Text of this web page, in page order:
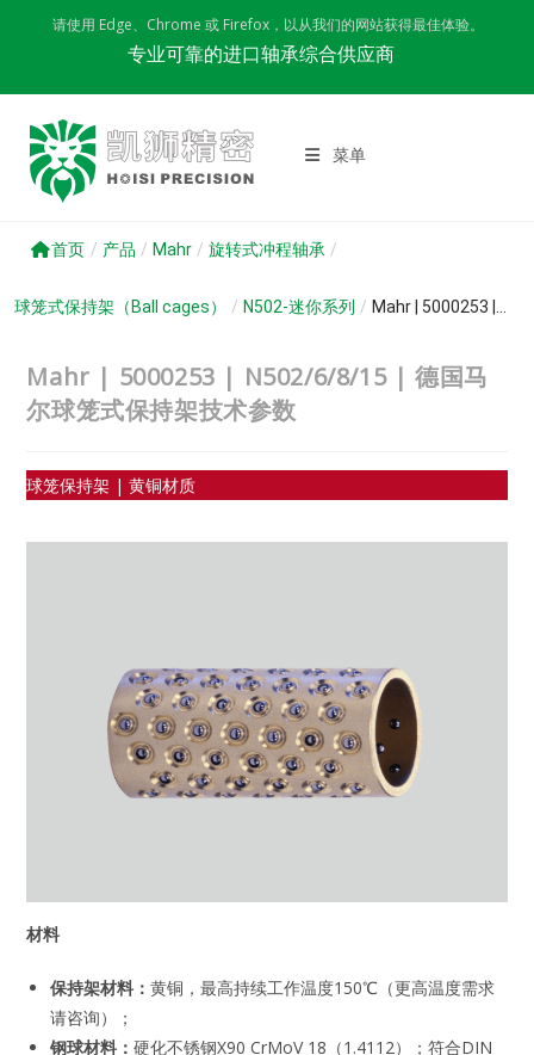
请使用 Edge、Chrome 或 Firefox，以从我们的网站获得最佳体验。
专业可靠的进口轴承综合供应商
菜单
首页 / 产品 / Mahr / 旋转式冲程轴承 /
球笼式保持架（Ball cages） / N502-迷你系列 / Mahr | 5000253 |...
Mahr | 5000253 | N502/6/8/15 | 德国马
尔球笼式保持架技术参数
球笼保持架 | 黄铜材质
材料
保持架材料：黄铜，最高持续工作温度150℃（更高温度需求
请咨询）；
钢球材料：硬化不锈钢X90 CrMoV 18（1.4112）；符合DIN